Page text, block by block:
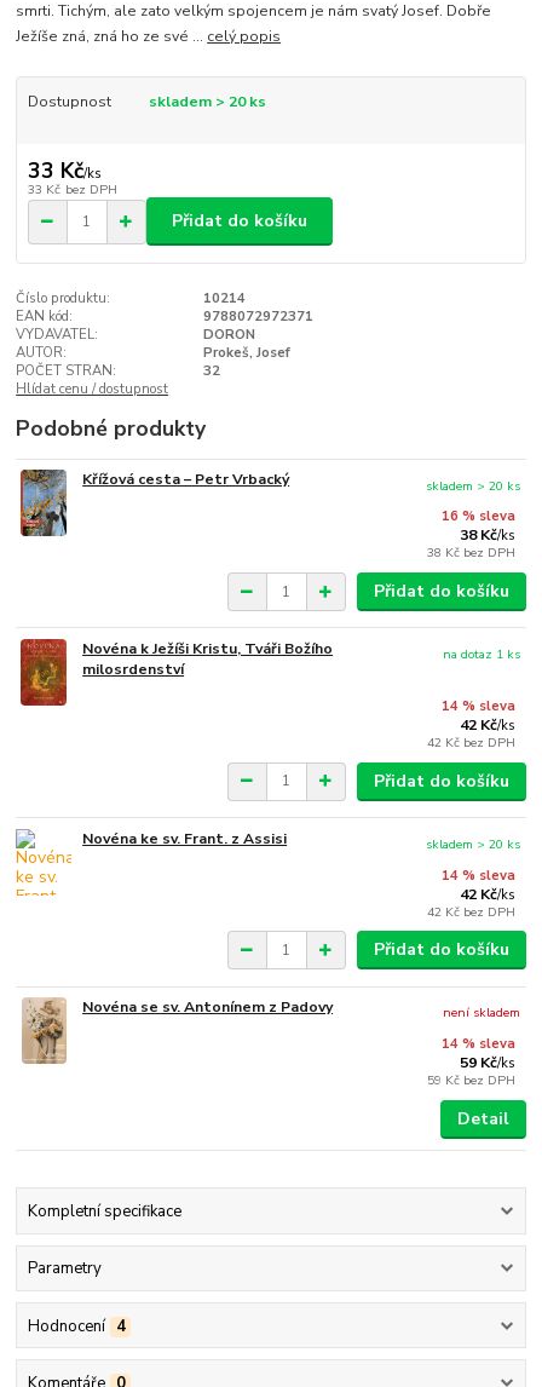
smrti. Tichým, ale zato velkým spojencem je nám svatý Josef. Dobře
Ježíše zná, zná ho ze své ... celý popis
Dostupnost skladem > 20 ks
33 Kč/ks
33 Kč bez DPH
Přidat do košíku
Číslo produktu:
10214
EAN kód:
9788072972371
VYDAVATEL:
DORON
AUTOR:
Prokeš, Josef
POČET STRAN:
32
Hlídat cenu / dostupnost
Podobné produkty
Křížová cesta – Petr Vrbacký
16 % sleva
38 Kč/ks
38 Kč bez DPH
skladem > 20 ks
Přidat do košíku
Novéna k Ježíši Kristu, Tváři Božího
milosrdenství
14 % sleva
42 Kč/ks
42 Kč bez DPH
na dotaz 1 ks
Přidat do košíku
Novéna ke sv. Frant. z Assisi
14 % sleva
42 Kč/ks
42 Kč bez DPH
skladem > 20 ks
Přidat do košíku
Novéna se sv. Antonínem z Padovy
14 % sleva
59 Kč/ks
59 Kč bez DPH
není skladem
Detail
Kompletní specifikace
Parametry
Hodnocení 4